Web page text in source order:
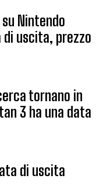
Nintendo
di uscita, prezzo
tornano in
3 ha una data
di uscita